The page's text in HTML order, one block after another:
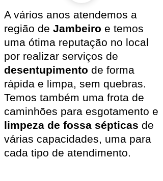
A vários anos atendemos a
região de Jambeiro e temos
uma ótima reputação no local
por realizar serviços de
desentupimento de forma
rápida e limpa, sem quebras.
Temos também uma frota de
caminhões para esgotamento e
limpeza de fossa sépticas de
várias capacidades, uma para
cada tipo de atendimento.